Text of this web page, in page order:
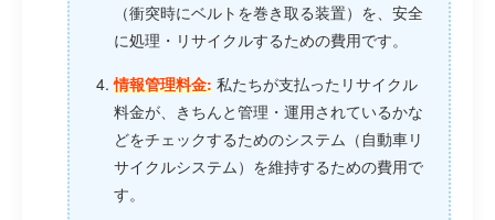
（衝突時にベルトを巻き取る装置）を、安全
に処理・リサイクルするための費用です。
情報管理料金: 私たちが支払ったリサイクル
料金が、きちんと管理・運用されているかな
どをチェックするためのシステム（自動車リ
サイクルシステム）を維持するための費用で
す。